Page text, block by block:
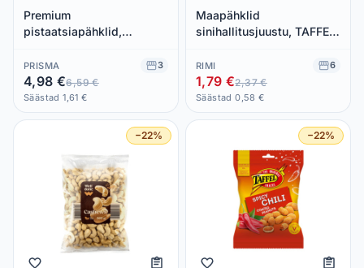
Premium
pistaatsiapähklid,
PRISMA 3
4,98 €6,59 €
Säästad 1,61 €
Maapähklid
sinihallitusjuustu, TAFFEL,
RIMI 6
1,79 €2,37 €
Säästad 0,58 €
−22% −22%